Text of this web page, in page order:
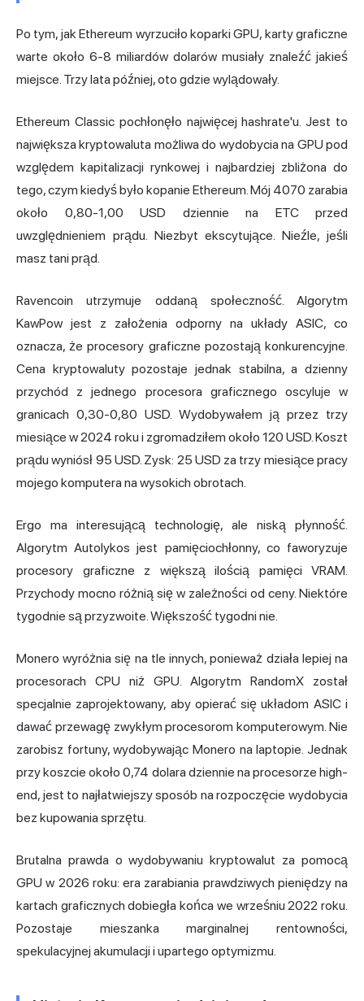
Po tym, jak Ethereum wyrzuciło koparki GPU, karty graficzne
warte około 6-8 miliardów dolarów musiały znaleźć jakieś
miejsce. Trzy lata później, oto gdzie wylądowały.
Ethereum Classic pochłonęło najwięcej hashrate'u. Jest to
największa kryptowaluta możliwa do wydobycia na GPU pod
względem kapitalizacji rynkowej i najbardziej zbliżona do
tego, czym kiedyś było kopanie Ethereum. Mój 4070 zarabia
około 0,80-1,00 USD dziennie na ETC przed
uwzględnieniem prądu. Niezbyt ekscytujące. Nieźle, jeśli
masz tani prąd.
Ravencoin utrzymuje oddaną społeczność. Algorytm
KawPow jest z założenia odporny na układy ASIC, co
oznacza, że procesory graficzne pozostają konkurencyjne.
Cena kryptowaluty pozostaje jednak stabilna, a dzienny
przychód z jednego procesora graficznego oscyluje w
granicach 0,30-0,80 USD. Wydobywałem ją przez trzy
miesiące w 2024 roku i zgromadziłem około 120 USD. Koszt
prądu wyniósł 95 USD. Zysk: 25 USD za trzy miesiące pracy
mojego komputera na wysokich obrotach.
Ergo ma interesującą technologię, ale niską płynność.
Algorytm Autolykos jest pamięciochłonny, co faworyzuje
procesory graficzne z większą ilością pamięci VRAM.
Przychody mocno różnią się w zależności od ceny. Niektóre
tygodnie są przyzwoite. Większość tygodni nie.
Monero wyróżnia się na tle innych, ponieważ działa lepiej na
procesorach CPU niż GPU. Algorytm RandomX został
specjalnie zaprojektowany, aby opierać się układom ASIC i
dawać przewagę zwykłym procesorom komputerowym. Nie
zarobisz fortuny, wydobywając Monero na laptopie. Jednak
przy koszcie około 0,74 dolara dziennie na procesorze high-
end, jest to najłatwiejszy sposób na rozpoczęcie wydobycia
bez kupowania sprzętu.
Brutalna prawda o wydobywaniu kryptowalut za pomocą
GPU w 2026 roku: era zarabiania prawdziwych pieniędzy na
kartach graficznych dobiegła końca we wrześniu 2022 roku.
Pozostaje mieszanka marginalnej rentowności,
spekulacyjnej akumulacji i upartego optymizmu.